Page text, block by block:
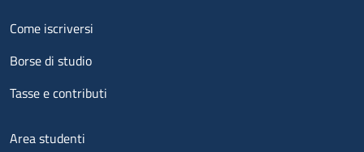
Menu footer 2
Come iscriversi
Borse di studio
Tasse e contributi
Menu footer 3
Area studenti